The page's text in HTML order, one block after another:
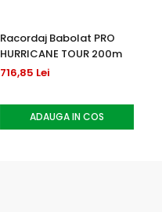
Racordaj Babolat PRO
HURRICANE TOUR 200m
716,85 Lei
ADAUGA IN COS